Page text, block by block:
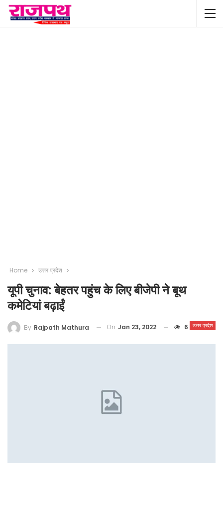
Home उत्तर प्रदेश
यूपी चुनाव: बेहतर पहुंच के लिए बीजेपी ने बूथ
कमेटियां बढ़ाईं
उत्तर प्रदेश
By Rajpath Mathura On Jan 23, 2022 6